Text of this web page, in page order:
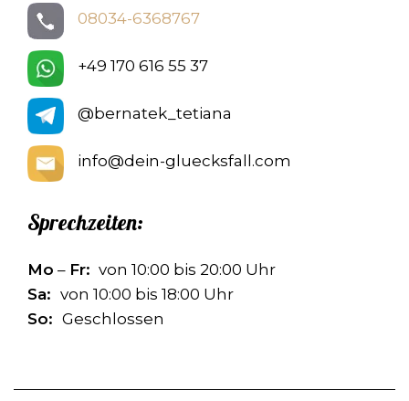
08034-6368767
+49 170 616 55 37
@bernatek_tetiana
info@dein-gluecksfall.com
Sprechzeiten:
Mo – Fr: von 10:00 bis 20:00 Uhr
Sa: von 10:00 bis 18:00 Uhr
So: Geschlossen